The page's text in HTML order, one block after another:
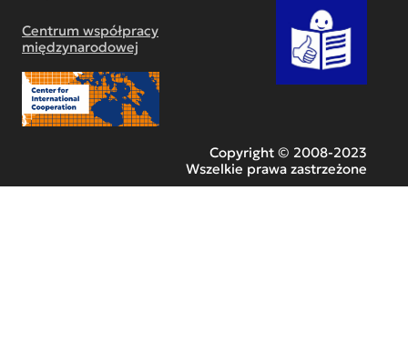
Centrum współpracy
międzynarodowej
Copyright © 2008-2023
Wszelkie prawa zastrzeżone